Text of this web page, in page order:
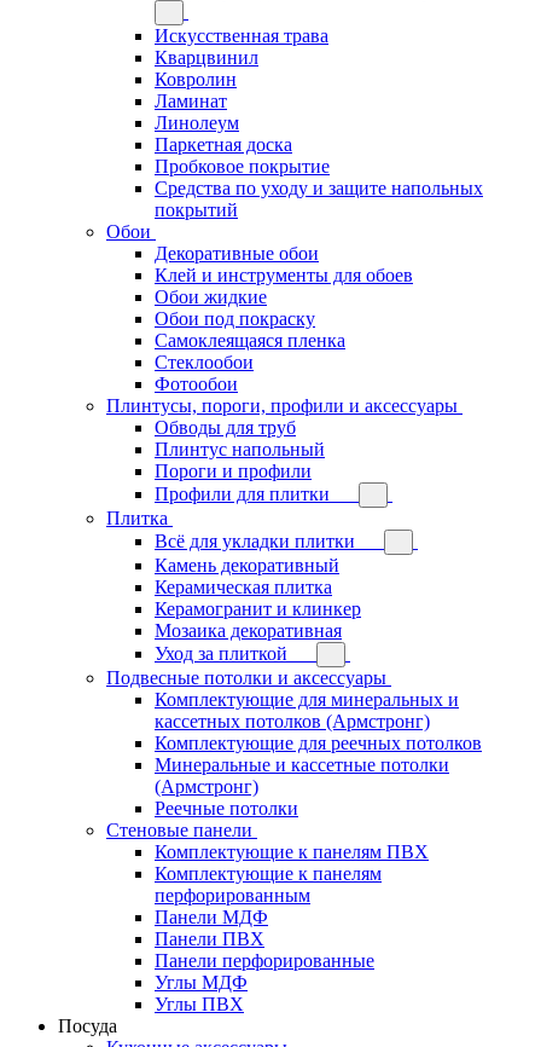
Искусственная трава
Кварцвинил
Ковролин
Ламинат
Линолеум
Паркетная доска
Пробковое покрытие
Средства по уходу и защите напольных
покрытий
Обои
Декоративные обои
Клей и инструменты для обоев
Обои жидкие
Обои под покраску
Самоклеящаяся пленка
Стеклообои
Фотообои
Плинтусы, пороги, профили и аксессуары
Обводы для труб
Плинтус напольный
Пороги и профили
Профили для плитки
Плитка
Всё для укладки плитки
Камень декоративный
Керамическая плитка
Керамогранит и клинкер
Мозаика декоративная
Уход за плиткой
Подвесные потолки и аксессуары
Комплектующие для минеральных и
кассетных потолков (Армстронг)
Комплектующие для реечных потолков
Минеральные и кассетные потолки
(Армстронг)
Реечные потолки
Стеновые панели
Комплектующие к панелям ПВХ
Комплектующие к панелям
перфорированным
Панели МДФ
Панели ПВХ
Панели перфорированные
Углы МДФ
Углы ПВХ
Посуда